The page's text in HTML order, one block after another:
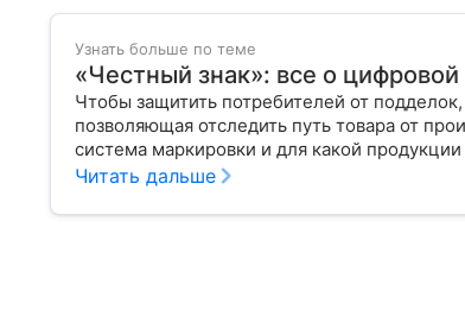
Узнать больше по теме
«Честный знак»: все о
Чтобы защитить потребителей от
позволяющая отследить путь товара от
система маркировки и для какой продукции
Читать дальше